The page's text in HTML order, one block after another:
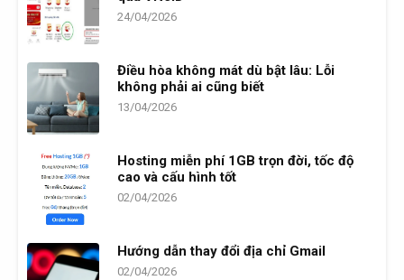
24/04/2026
Điều hòa không mát dù bật lâu: Lỗi
không phải ai cũng biết
13/04/2026
Hosting miễn phí 1GB trọn đời, tốc độ
cao và cấu hình tốt
02/04/2026
Hướng dẫn thay đổi địa chỉ Gmail
02/04/2026